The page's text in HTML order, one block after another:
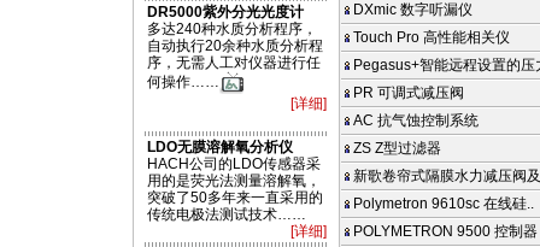
DR5000紫外分光光度计
多达240种水质分析程序，
自动执行20余种水质分析程
序，无需人工对仪器进行任
何操作……
[详细]
LDO无膜溶解氧分析仪
HACH公司的LDO传感器采
用的是荧光法测量溶解氧，
突破了50多年来一直采用的
传统电极法测试技术……
[详细]
DXmic 数字听漏仪
Touch Pro 高性能相关仪
Pegasus+智能远程设置的压
PR 可调式减压阀
AC 抗气蚀控制系统
ZS Z型过滤器
新歌卷帘式隔膜水力减压阀
Polymetron 9610sc 在线硅..
POLYMETRON 9500 控制器